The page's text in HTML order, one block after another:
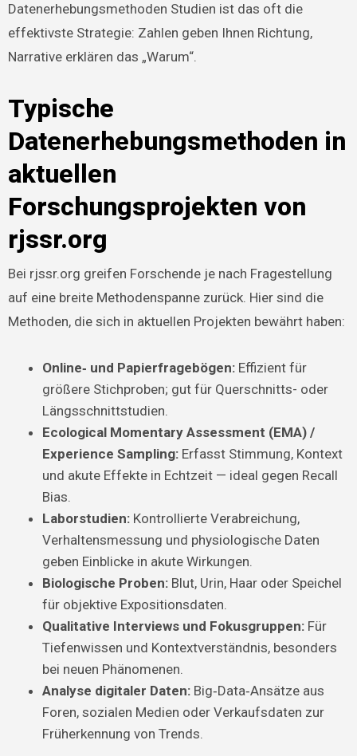
Datenerhebungsmethoden Studien ist das oft die
effektivste Strategie: Zahlen geben Ihnen Richtung,
Narrative erklären das „Warum“.
Typische
Datenerhebungsmethoden in
aktuellen
Forschungsprojekten von
rjssr.org
Bei rjssr.org greifen Forschende je nach Fragestellung
auf eine breite Methodenspanne zurück. Hier sind die
Methoden, die sich in aktuellen Projekten bewährt haben:
Online‑ und Papierfragebögen: Effizient für
größere Stichproben; gut für Querschnitts- oder
Längsschnittstudien.
Ecological Momentary Assessment (EMA) /
Experience Sampling: Erfasst Stimmung, Kontext
und akute Effekte in Echtzeit — ideal gegen Recall
Bias.
Laborstudien: Kontrollierte Verabreichung,
Verhaltensmessung und physiologische Daten
geben Einblicke in akute Wirkungen.
Biologische Proben: Blut, Urin, Haar oder Speichel
für objektive Expositionsdaten.
Qualitative Interviews und Fokusgruppen: Für
Tiefenwissen und Kontextverständnis, besonders
bei neuen Phänomenen.
Analyse digitaler Daten: Big‑Data‑Ansätze aus
Foren, sozialen Medien oder Verkaufsdaten zur
Früherkennung von Trends.